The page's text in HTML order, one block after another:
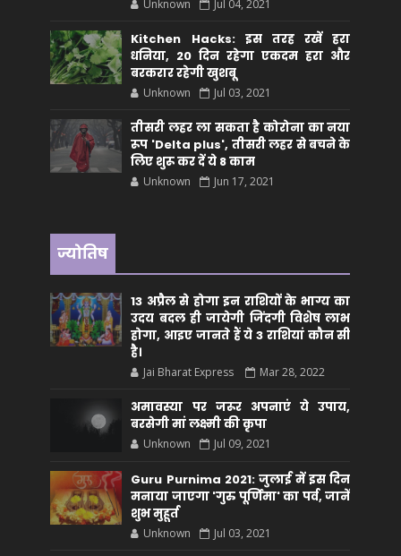
Unknown Jul 04, 2021
Kitchen Hacks: इस तरह रखें हरा
धनिया, 20 दिन रहेगा एकदम हरा और
बरकरार रहेगी खुशबू
Unknown Jul 03, 2021
तीसरी लहर ला सकता है कोरोना का नया
रूप 'Delta plus', तीसरी लहर से बचने के
लिए शुरू कर दें ये 8 काम
Unknown Jun 17, 2021
ज्योतिष
13 अप्रैल से होगा इन राशियों के भाग्य का
उदय बदल ही जायेगी जिंदगी विशेष लाभ
होगा, आइए जानते हैं ये 3 राशियां कौन सीं
है।
Jai Bharat Express Mar 28, 2022
अमावस्या पर जरूर अपनाएं ये उपाय,
बरसेगी मां लक्ष्मी की कृपा
Unknown Jul 09, 2021
Guru Purnima 2021: जुलाई में इस दिन
मनाया जाएगा 'गुरु पूर्णिमा' का पर्व, जानें
शुभ मुहूर्त
Unknown Jul 03, 2021